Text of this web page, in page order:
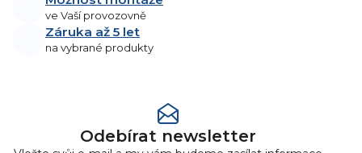
ve Vaší provozovně
Záruka až 5 let
na vybrané produkty
Odebírat newsletter